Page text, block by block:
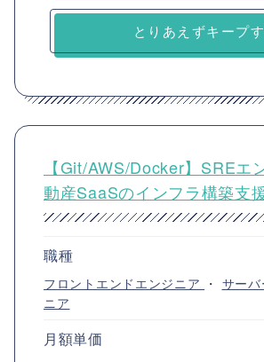
とりあえずキープ
【Git/AWS/Docker】SRE
動産SaaSのインフラ構築支
職種
フロントエンドエンジニア ・ サー
ニア
月額単価